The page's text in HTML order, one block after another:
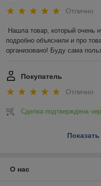
Отлично
Нашла товар, который очень
подробно объяснили и про
организовано! Буду сама
Покупатель
Отлично
Сделка подтверждена
О нас